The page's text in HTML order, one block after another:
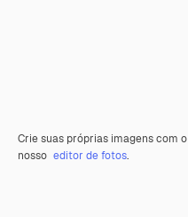
Crie suas próprias imagens com o
nosso editor de fotos.